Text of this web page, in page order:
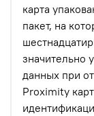
карта
пакет, на
значительно
данных при
Proximity